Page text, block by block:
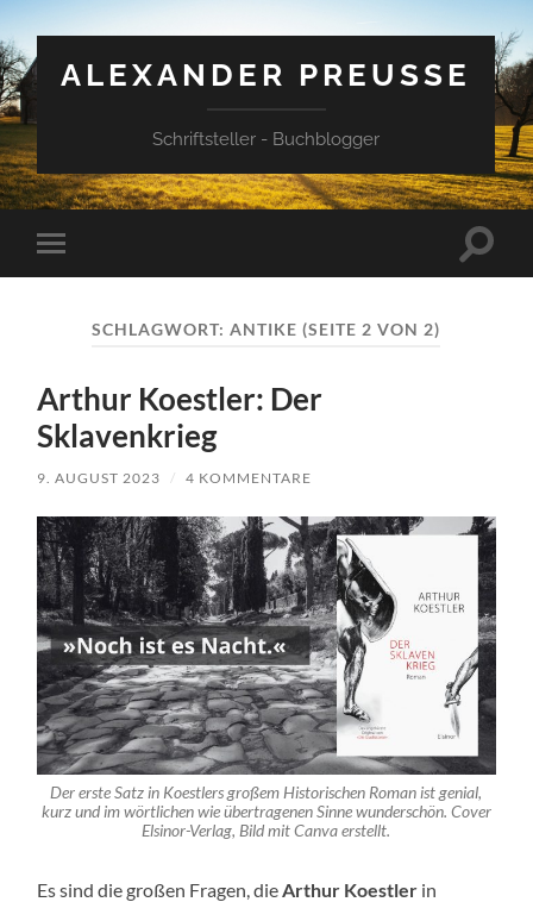
ALEXANDER PREUSSE
Schriftsteller - Buchblogger
Mobile-
Menü
SCHLAGWORT:ANTIKE (SEITE 2 VON 2)
Arthur Koestler: Der
Sklavenkrieg
9. AUGUST 2023 / 4 KOMMENTARE
Der erste Satz in Koestlers großem Historischen Roman ist genial,
kurz und im wörtlichen wie übertragenen Sinne wunderschön. Cover
Elsinor-Verlag, Bild mit Canva erstellt.
Es sind die großen Fragen, dieArthur Koestler in